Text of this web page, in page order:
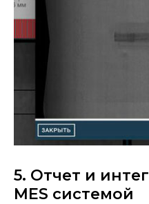
5. Отчет и
MES системой